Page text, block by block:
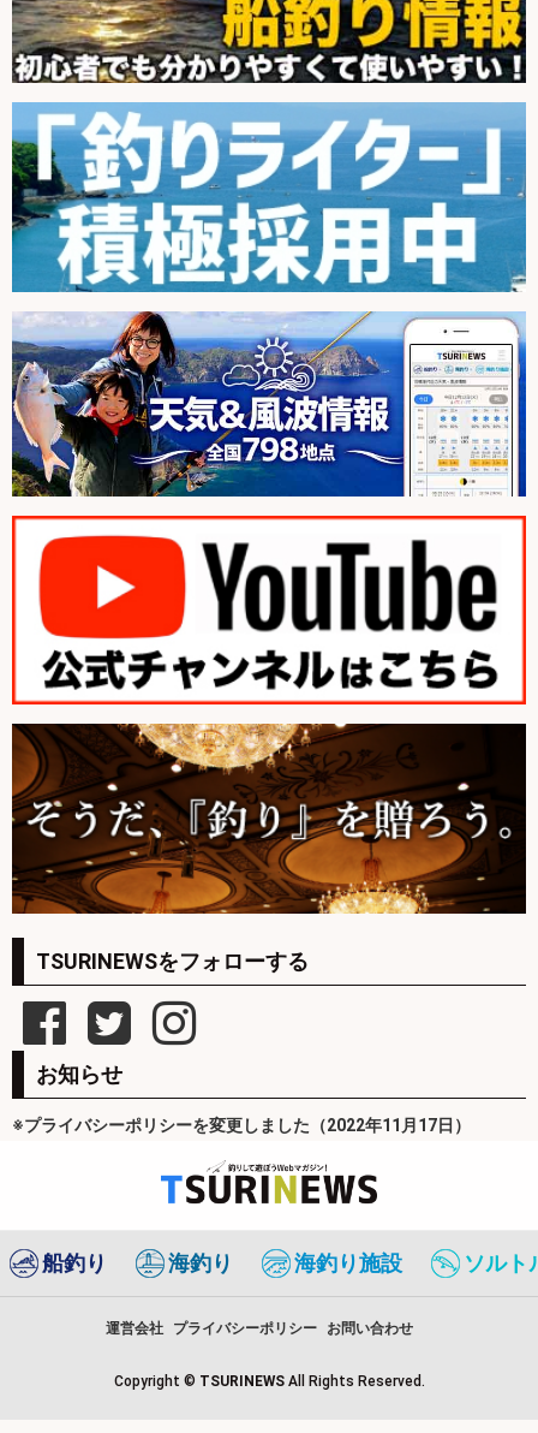
TSURINEWSをフォローする
お知らせ
※プライバシーポリシーを変更しました（2022年11月17日）
船釣り 海釣り 海釣り施設 ソルト
運営会社 プライバシーポリシー お問い合わせ
Copyright © TSURINEWS All Rights Reserved.